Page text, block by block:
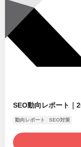
SEO動向レポート｜
動向レポート SEO対策